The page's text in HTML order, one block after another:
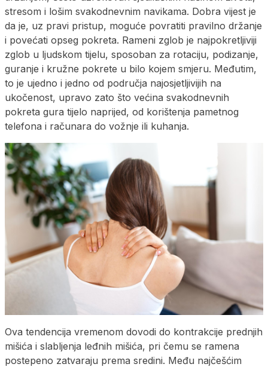
stresom i lošim svakodnevnim navikama. Dobra vijest je
da je, uz pravi pristup, moguće povratiti pravilno držanje
i povećati opseg pokreta. Rameni zglob je najpokretljiviji
zglob u ljudskom tijelu, sposoban za rotaciju, podizanje,
guranje i kružne pokrete u bilo kojem smjeru. Međutim,
to je ujedno i jedno od područja najosjetljivijih na
ukočenost, upravo zato što većina svakodnevnih
pokreta gura tijelo naprijed, od korištenja pametnog
telefona i računara do vožnje ili kuhanja.
Ova tendencija vremenom dovodi do kontrakcije prednjih
mišića i slabljenja leđnih mišića, pri čemu se ramena
postepeno zatvaraju prema sredini. Među najčešćim